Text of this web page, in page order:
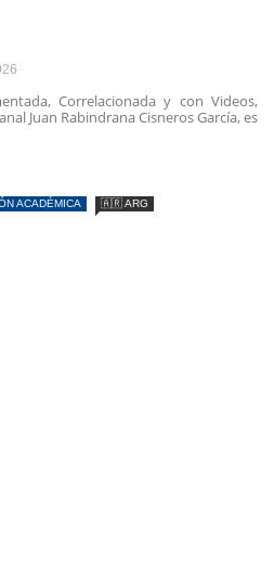
Correlacionada y con Videos,
Juan Rabindrana Cisneros García, es
ACADÉMICA 🇦🇷 ARG